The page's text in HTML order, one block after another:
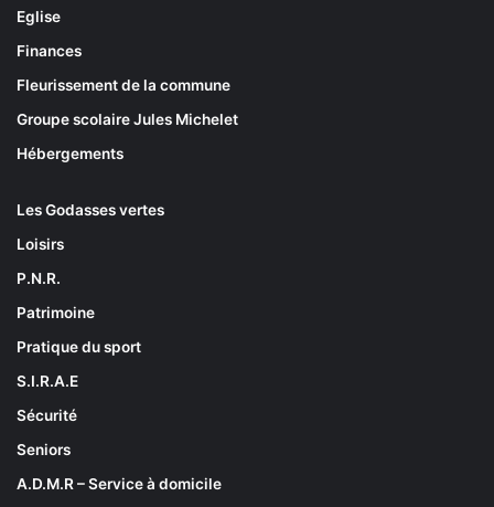
Eglise
Finances
Fleurissement de la commune
Groupe scolaire Jules Michelet
Hébergements
Les Godasses vertes
Loisirs
P.N.R.
Patrimoine
Pratique du sport
S.I.R.A.E
Sécurité
Seniors
A.D.M.R – Service à domicile